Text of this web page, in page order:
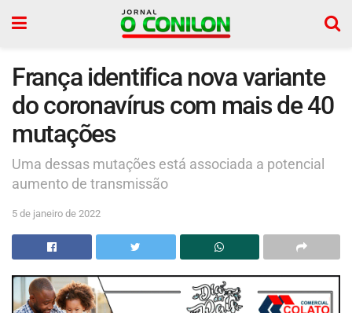
França identifica nova variante
do coronavírus com mais de 40
mutações
Uma dessas mutações está associada a potencial
aumento de transmissão
5 de janeiro de 2022